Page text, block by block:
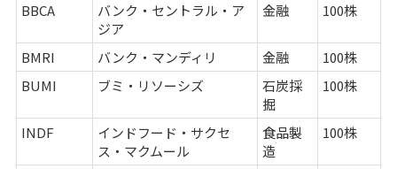
BBCA
バンク・セントラル・ア
ジア
金融 100株
BMRI バンク・マンディリ 金融
100株
BUMI
ブミ・リソーシズ
石炭採
掘
100株
INDF
インドフード・サクセ
ス・マクムール
食品製
造
100株